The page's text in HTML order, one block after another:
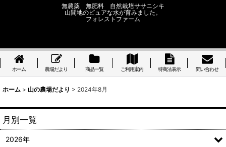
無農薬 無肥料 自然栽培ササニシキ
山間地のピュアな水が育みました。
フォレストファーム
ホーム 農場だより 商品一覧 ご利用案内 特商法表示 問い合わせ
ホーム > 山の農場だより > 2024年8月
月別一覧
2026年